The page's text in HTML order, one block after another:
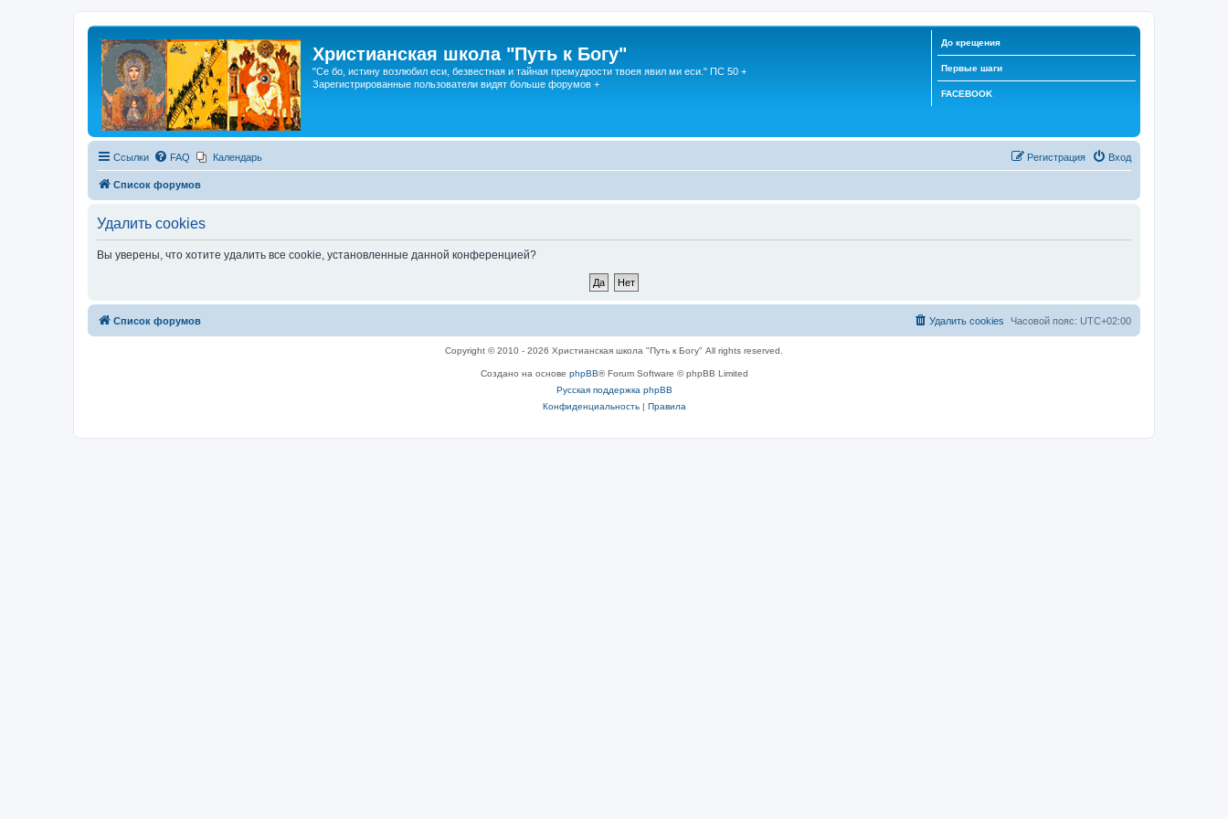
Христианская школа "Путь к Богу"
"Се бо, истину возлюбил еси, безвестная и тайная премудрости твоея явил ми еси." ПС 50 +
Зарегистрированные пользователи видят больше форумов +
До крещения
Первые шаги
FACEBOOK
Ссылки FAQ Календарь Вход
Регистрация
Список форумов
Удалить cookies
Вы уверены, что хотите удалить все cookie, установленные данной конференцией?
Список форумов Часовой пояс: UTC+02:00
Удалить cookies
Copyright © 2010 - 2026 Христианская школа "Путь к Богу" All rights reserved.
Создано на основе phpBB® Forum Software © phpBB Limited
Русская поддержка phpBB
Конфиденциальность| Правила